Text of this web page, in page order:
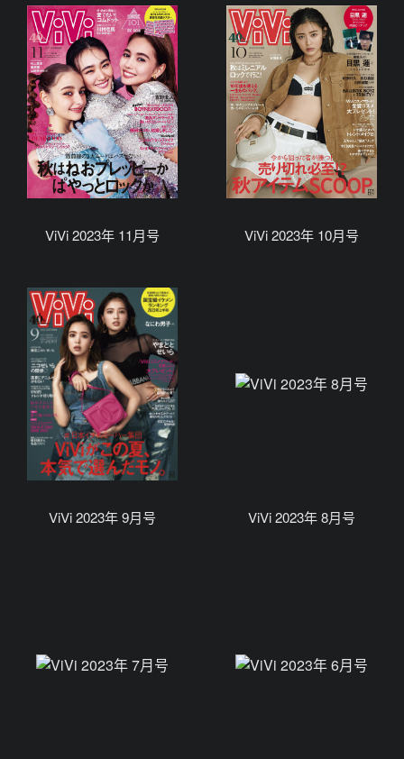
ViVi 2023年 11月号 ViVi 2023年 10月号
ViVi 2023年 9月号 ViVi 2023年 8月号